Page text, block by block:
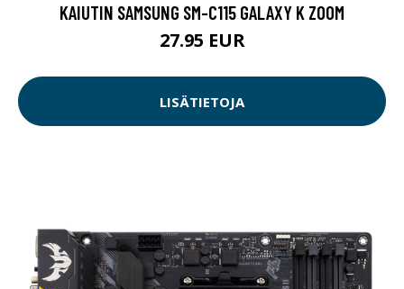
KAIUTIN SAMSUNG SM-C115 GALAXY K ZOOM
27.95 EUR
LISÄTIETOJA